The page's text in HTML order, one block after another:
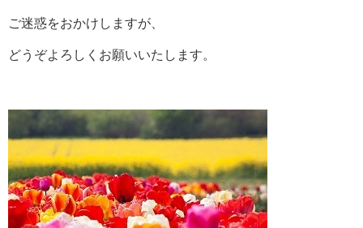
ご迷惑をおかけしますが、
どうぞよろしくお願いいたします。